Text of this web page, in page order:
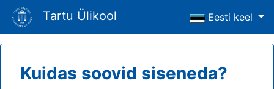
Tartu Ülikool Eesti keel
Kuidas soovid siseneda?